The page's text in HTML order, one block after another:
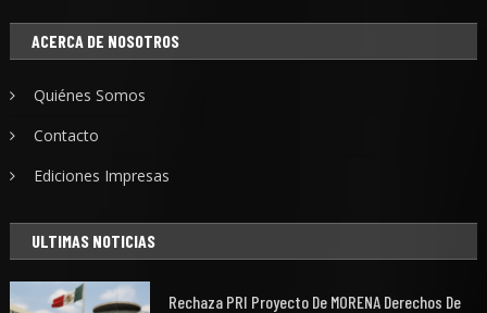
ACERCA DE NOSOTROS
Quiénes Somos
Contacto
Ediciones Impresas
ULTIMAS NOTICIAS
Rechaza PRI Proyecto De MORENA Derechos De